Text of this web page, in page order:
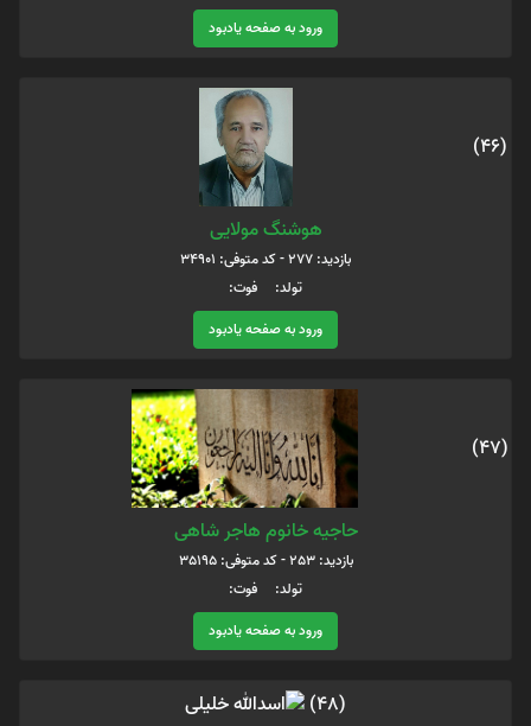
ورود به صفحه یادبود
(46)
هوشنگ مولایی
بازدید: 277 - کد متوفی: 34901
تولد: فوت:
ورود به صفحه یادبود
(47)
حاجیه خانوم هاجر شاهی
بازدید: 253 - کد متوفی: 35195
تولد: فوت:
ورود به صفحه یادبود
(48)